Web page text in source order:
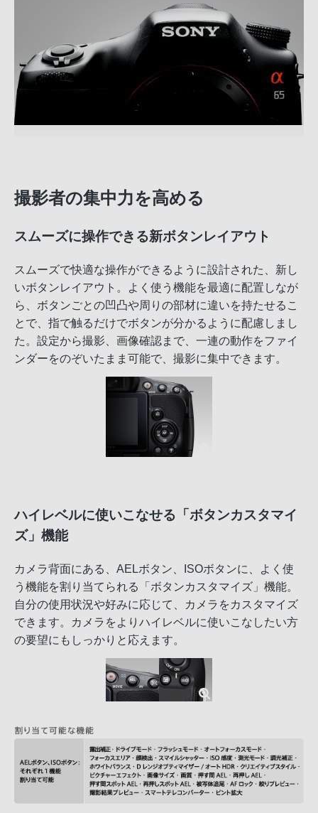
撮影者の集中力を高める
スムーズに操作できる新ボタンレイアウト
スムーズで快適な操作ができるように設計された、新し
いボタンレイアウト。よく使う機能を最適に配置しなが
ら、ボタンごとの凹凸や周りの部材に違いを持たせるこ
とで、指で触るだけでボタンが分かるように配慮しまし
た。設定から撮影、画像確認まで、一連の動作をファイ
ンダーをのぞいたまま可能で、撮影に集中できます。
ハイレベルに使いこなせる「ボタンカスタマイ
ズ」機能
カメラ背面にある、AELボタン、ISOボタンに、よく使
う機能を割り当てられる「ボタンカスタマイズ」機能。
自分の使用状況や好みに応じて、カメラをカスタマイズ
できます。カメラをよりハイレベルに使いこなしたい方
の要望にもしっかりと応えます。